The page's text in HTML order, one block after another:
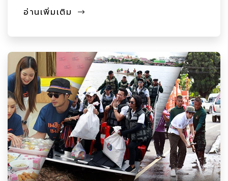
อ่านเพิ่มเติม